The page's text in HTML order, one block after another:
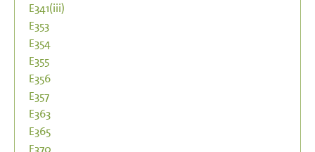
E341(iii)
E353
E354
E355
E356
E357
E363
E365
E370